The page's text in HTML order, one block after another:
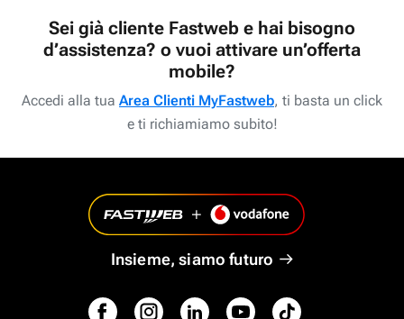
Sei già cliente Fastweb e hai bisogno
d’assistenza? o vuoi attivare un’offerta
mobile?
Accedi alla tua Area Clienti MyFastweb, ti basta un click
e ti richiamiamo subito!
Insieme, siamo futuro